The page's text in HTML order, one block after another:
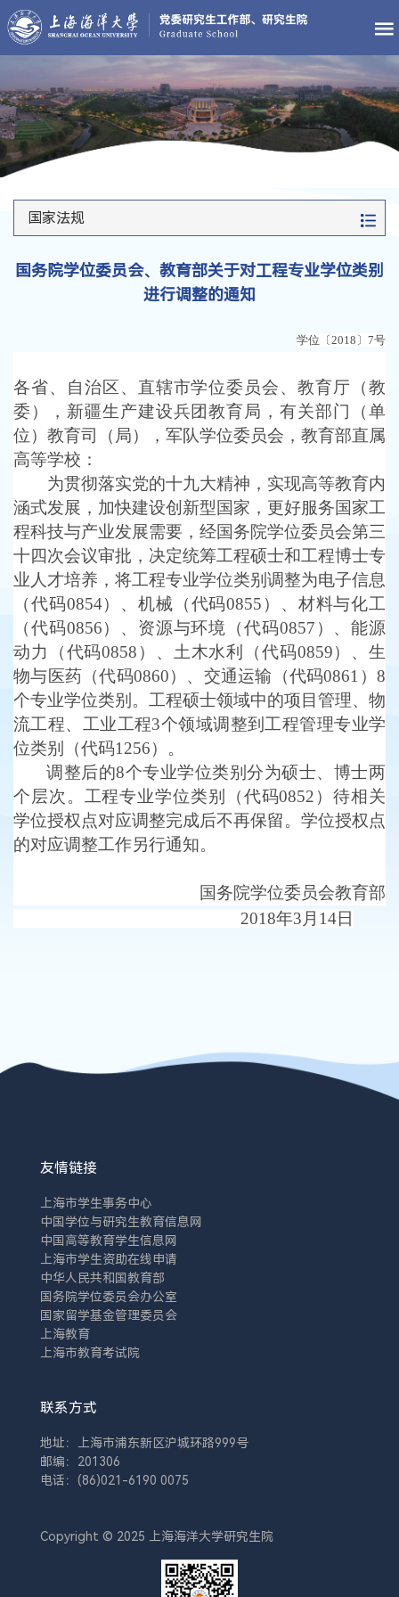
国家法规
国务院学位委员会、教育部关于对工程专业学位类别
进行调整的通知
学位〔2018〕7号
各省、自治区、直辖市学位委员会、教育厅（教
委），新疆生产建设兵团教育局，有关部门（单
位）教育司（局），军队学位委员会，教育部直属
高等学校：
为贯彻落实党的十九大精神，实现高等教育内
涵式发展，加快建设创新型国家，更好服务国家工
程科技与产业发展需要，经国务院学位委员会第三
十四次会议审批，决定统筹工程硕士和工程博士专
业人才培养，将工程专业学位类别调整为电子信息
（代码0854）、机械（代码0855）、材料与化工
（代码0856）、资源与环境（代码0857）、能源
动力（代码0858）、土木水利（代码0859）、生
物与医药（代码0860）、交通运输（代码0861）8
个专业学位类别。工程硕士领域中的项目管理、物
流工程、工业工程3个领域调整到工程管理专业学
位类别（代码1256）。
调整后的8个专业学位类别分为硕士、博士两
个层次。工程专业学位类别（代码0852）待相关
学位授权点对应调整完成后不再保留。学位授权点
的对应调整工作另行通知。
国务院学位委员会教育部
2018年3月14日
友情链接
上海市学生事务中心
中国学位与研究生教育信息网
中国高等教育学生信息网
上海市学生资助在线申请
中华人民共和国教育部
国务院学位委员会办公室
国家留学基金管理委员会
上海教育
上海市教育考试院
联系方式
地址：上海市浦东新区沪城环路999号
邮编：201306
电话：(86)021-6190 0075
Copyright © 2025 上海海洋大学研究生院